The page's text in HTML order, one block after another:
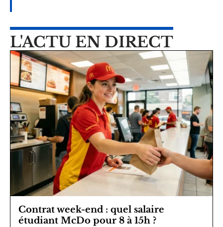
L'ACTU EN DIRECT
Contrat week-end : quel salaire
étudiant McDo pour 8 à 15h ?